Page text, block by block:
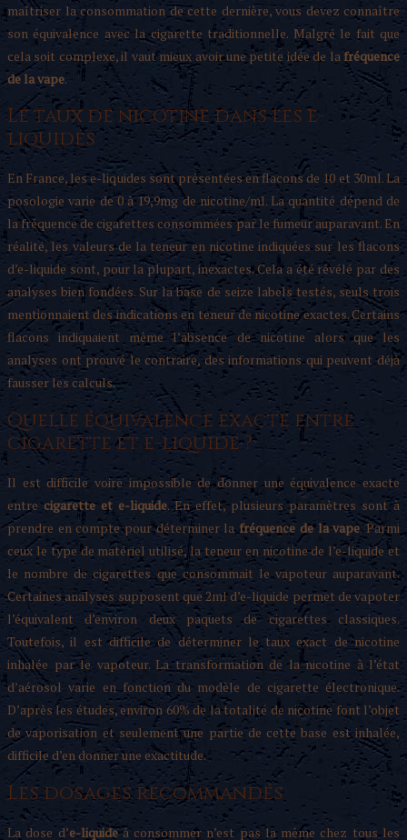
maîtriser la consommation de cette dernière, vous devez connaître
son équivalence avec la cigarette traditionnelle. Malgré le fait que
cela soit complexe, il vaut mieux avoir une petite idée de la fréquence
de la vape.
Le taux de nicotine dans les e-
liquides
En France, les e-liquides sont présentées en flacons de 10 et 30ml. La
posologie varie de 0 à 19,9mg de nicotine/ml. La quantité dépend de
la fréquence de cigarettes consommées par le fumeur auparavant. En
réalité, les valeurs de la teneur en nicotine indiquées sur les flacons
d’e-liquide sont, pour la plupart, inexactes. Cela a été révélé par des
analyses bien fondées. Sur la base de seize labels testés, seuls trois
mentionnaient des indications en teneur de nicotine exactes. Certains
flacons indiquaient même l’absence de nicotine alors que les
analyses ont prouvé le contraire, des informations qui peuvent déjà
fausser les calculs.
Quelle équivalence exacte entre
cigarette et e-liquide ?
Il est difficile voire impossible de donner une équivalence exacte
entre cigarette et e-liquide. En effet, plusieurs paramètres sont à
prendre en compte pour déterminer lafréquence de la vape. Parmi
ceux le type de matériel utilisé, la teneur en nicotine de l’e-liquide et
le nombre de cigarettes que consommait le vapoteur auparavant.
Certaines analyses supposent que 2ml d’e-liquide permet de vapoter
l’équivalent d’environ deux paquets de cigarettes classiques.
Toutefois, il est difficile de déterminer le taux exact de nicotine
inhalée par le vapoteur. La transformation de la nicotine à l’état
d’aérosol varie en fonction du modèle de cigarette électronique.
D’après les études, environ 60% de la totalité de nicotine font l’objet
de vaporisation et seulement une partie de cette base est inhalée,
difficile d’en donner une exactitude.
Les dosages recommandés
La dose d’e-liquideà consommer n’est pas la même chez tous les